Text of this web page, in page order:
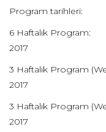
Program tarihleri:
6 Haftalık
2017
3 Haftalık Program
2017
3 Haftalık Program
2017